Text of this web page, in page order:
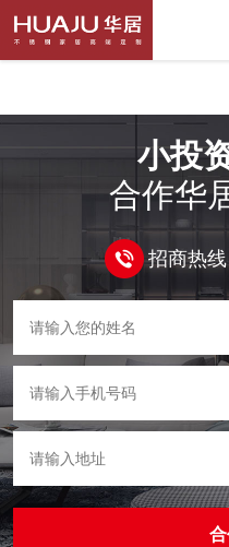
小投
合作华
招商热